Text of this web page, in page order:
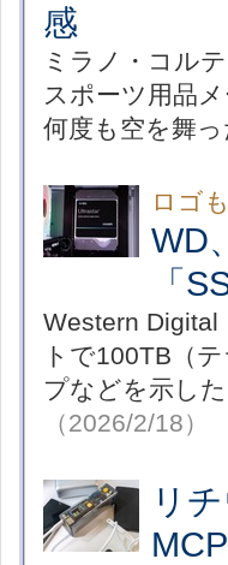
感
ミラノ・コル
スポーツ用品
何度も空を舞っ
ロゴ
WD
「
Western Digital
トで100TB（
プなどを示し
（2026/2/18）
リ